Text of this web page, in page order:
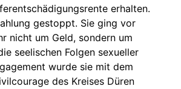
erhalten.
gestoppt. Sie ging vor
nicht um Geld, sondern um
seelischen Folgen sexueller
wurde sie mit dem
des Kreises Düren